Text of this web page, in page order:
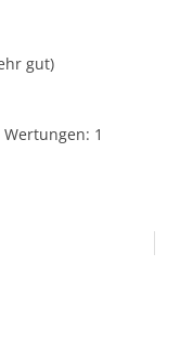
gut)
1